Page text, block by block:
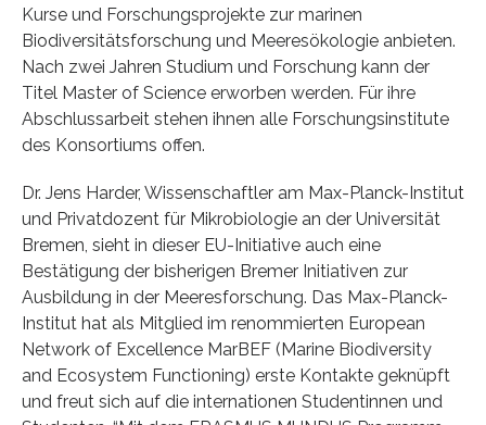
Kurse und Forschungsprojekte zur marinen
Biodiversitätsforschung und Meeresökologie anbieten.
Nach zwei Jahren Studium und Forschung kann der
Titel Master of Science erworben werden. Für ihre
Abschlussarbeit stehen ihnen alle Forschungsinstitute
des Konsortiums offen.
Dr. Jens Harder, Wissenschaftler am Max-Planck-Institut
und Privatdozent für Mikrobiologie an der Universität
Bremen, sieht in dieser EU-Initiative auch eine
Bestätigung der bisherigen Bremer Initiativen zur
Ausbildung in der Meeresforschung. Das Max-Planck-
Institut hat als Mitglied im renommierten European
Network of Excellence MarBEF (Marine Biodiversity
and Ecosystem Functioning) erste Kontakte geknüpft
und freut sich auf die internationen Studentinnen und